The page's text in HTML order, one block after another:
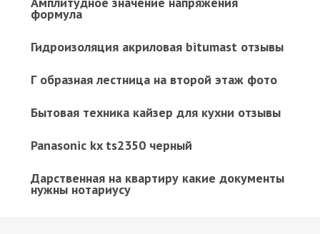
формула
Гидроизоляция акриловая bitumast отзывы
Г образная лестница на второй этаж фото
Бытовая техника кайзер для кухни отзывы
Panasonic kx ts2350 черный
Дарственная на квартиру какие документы
нужны нотариусу